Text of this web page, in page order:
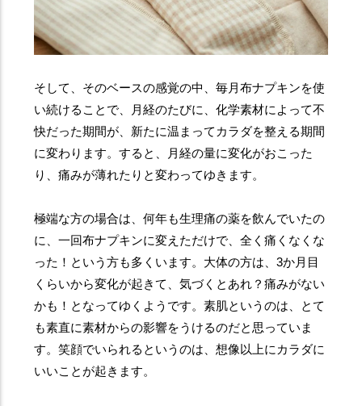
そして、そのベースの感覚の中、毎月布ナプキンを使
い続けることで、月経のたびに、化学素材によって不
快だった期間が、新たに温まってカラダを整える期間
に変わります。すると、月経の量に変化がおこった
り、痛みが薄れたりと変わってゆきます。
極端な方の場合は、何年も生理痛の薬を飲んでいたの
に、一回布ナプキンに変えただけで、全く痛くなくな
った！という方も多くいます。大体の方は、3か月目
くらいから変化が起きて、気づくとあれ？痛みがない
かも！となってゆくようです。素肌というのは、とて
も素直に素材からの影響をうけるのだと思っていま
す。笑顔でいられるというのは、想像以上にカラダに
いいことが起きます。